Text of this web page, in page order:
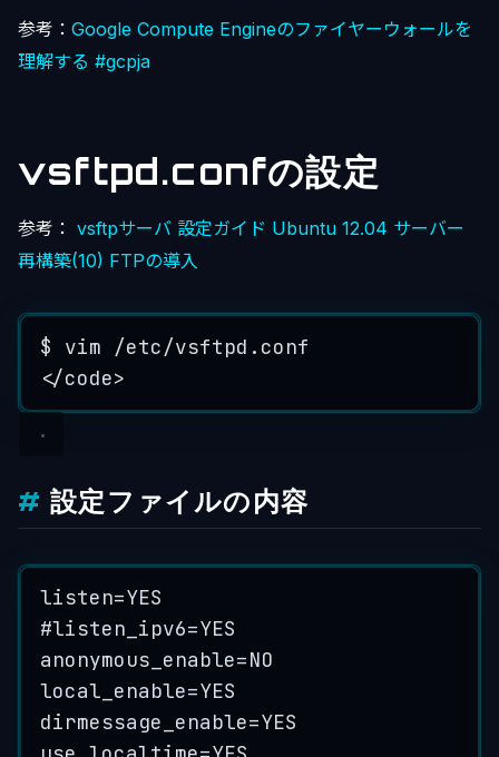
参考： Google Compute Engineのファイヤーウォールを
理解する #gcpja
vsftpd.confの設定
参考： vsftpサーバ 設定ガイド Ubuntu 12.04 サーバー
再構築(10) FTPの導入
$ vim /etc/vsftpd . conf
</code>
設定ファイルの内容
listen=YES
#listen_ipv6=YES
anonymous_enable=NO
local_enable=YES
dirmessage_enable=YES